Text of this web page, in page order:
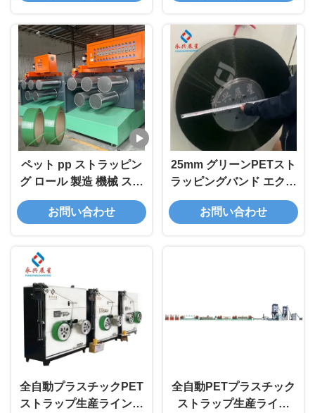
ペット pp ストラッピン
グ ロール 製造 機械 スト
ラップ バンド 梱包テープ
ストリップ 生産 エクスト
お問い合わせ
25mm グリーンPETスト
ラッピングバンド エクス
トルーションライン シン
グルスクリュー
お問い合わせ
全自動プラスチックPET
ストラップ生産ラインテ
全自動PETプラスチック
ストラップ生産ライン